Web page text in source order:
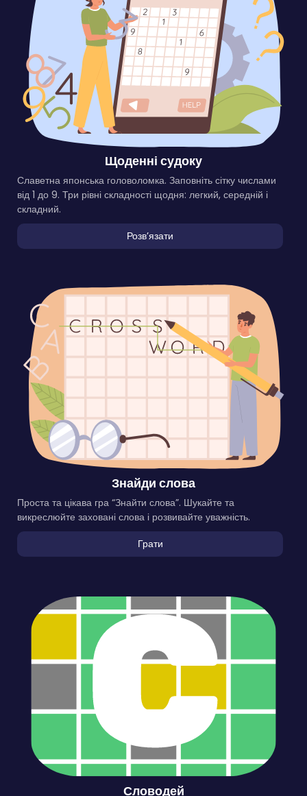
Щоденні судоку
Славетна японська головоломка. Заповніть сітку числами
від 1 до 9. Три рівні складності щодня: легкий, середній і
складний.
Розвʼязати
Знайди слова
Проста та цікава гра “Знайти слова”. Шукайте та
викреслюйте заховані слова і розвивайте уважність.
Грати
Словодей